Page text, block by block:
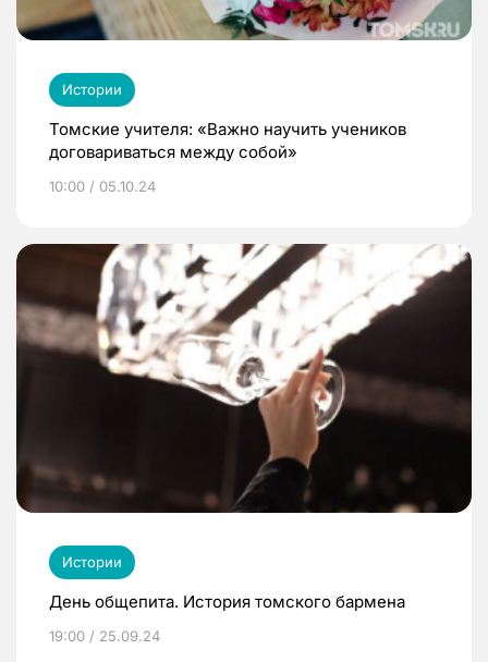
Истории
Томские учителя: «Важно научить учеников
договариваться между собой»
10:00 / 05.10.24
Истории
День общепита. История томского бармена
19:00 / 25.09.24